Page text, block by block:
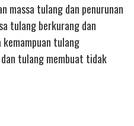
massa tulang dan penurunan
tulang berkurang dan
tulang
tulang membuat tidak